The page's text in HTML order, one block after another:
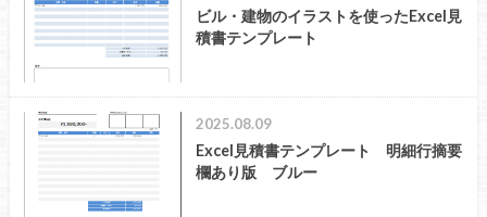
ビル・建物のイラストを使ったExcel見
積書テンプレート
2025.08.09
Excel見積書テンプレート 明細行摘要
欄あり版 ブルー